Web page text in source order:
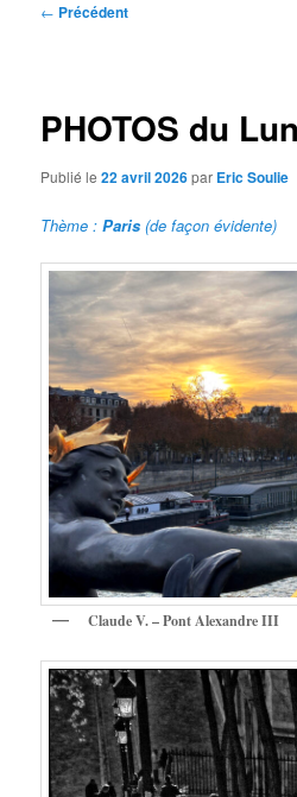
Navigation
← Précédent
PHOTOS du
Publié le22 avril 2026par Eric Soulie
Thème :Paris (de façon évidente)
Claude V. – Pont Alexandre III